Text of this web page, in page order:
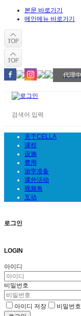
본문 바로가기
메인메뉴 바로가기
代理
关于CELLA
课程
设施
费用
游学准备
课外活动
视频角
互动
로그인
LOGIN
아이디
비밀번호
아이디 저장 비밀번